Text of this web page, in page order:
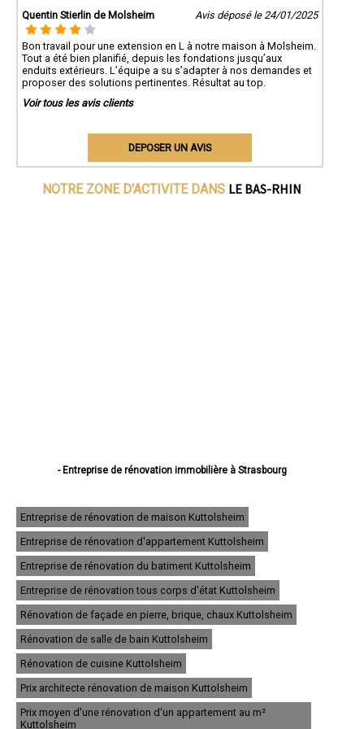
Quentin Stierlin de Molsheim
Avis déposé le 24/01/2025
Bon travail pour une extension en L à notre maison à Molsheim.
Tout a été bien planifié, depuis les fondations jusqu’aux
enduits extérieurs. L’équipe a su s’adapter à nos demandes et
proposer des solutions pertinentes. Résultat au top.
Voir tous les avis clients
DEPOSER UN AVIS
NOTRE ZONE D'ACTIVITE DANS LE BAS-RHIN
- Entreprise de rénovation immobilière à Strasbourg
- Entreprise de rénovation immobilière à Illkirch-Graffenstaden
- Entreprise de rénovation immobilière à Sélestat
- Entreprise de rénovation immobilière à Bischheim
- Entreprise de rénovation immobilière à Lingolsheim
- Entreprise de rénovation immobilière à Bischwiller
- Entreprise de rénovation immobilière à Saverne
- Entreprise de rénovation immobilière à Obernai
- Entreprise de rénovation immobilière à Ostwald
- Entreprise de rénovation immobilière à Hœnheim
- Entreprise de rénovation immobilière à Erstein
- Entreprise de rénovation immobilière à Brumath
- Entreprise de rénovation immobilière à Molsheim
- Entreprise de rénovation immobilière à Wissembourg
- Entreprise de rénovation immobilière à Souffelweyersheim
- Entreprise de rénovation immobilière à Geispolsheim
Entreprise de rénovation de maison Kuttolsheim
Entreprise de rénovation d'appartement Kuttolsheim
Entreprise de rénovation du batiment Kuttolsheim
Entreprise de rénovation tous corps d'état Kuttolsheim
Rénovation de façade en pierre, brique, chaux Kuttolsheim
Rénovation de salle de bain Kuttolsheim
Rénovation de cuisine Kuttolsheim
Prix architecte rénovation de maison Kuttolsheim
Prix moyen d'une rénovation d'un appartement au m²
Kuttolsheim